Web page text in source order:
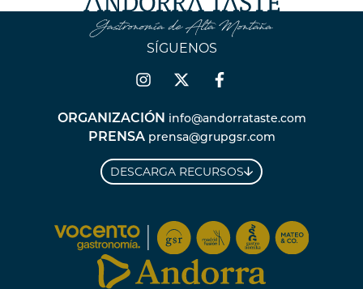
SÍGUENOS
ORGANIZACIÓN info@andorrataste.com
PRENSA prensa@grupgsr.com
DESCARGA RECURSOS